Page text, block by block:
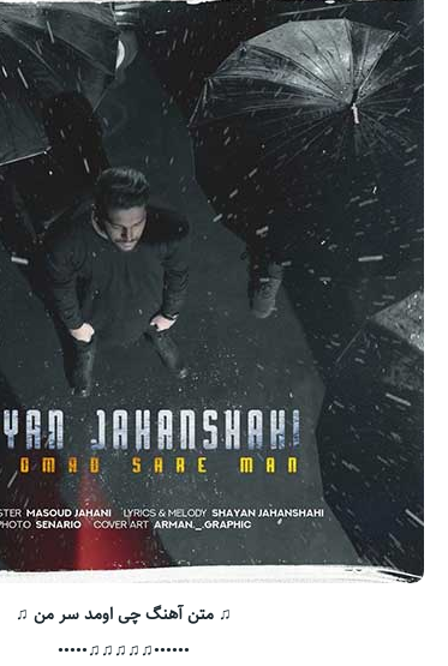
♫ متن آهنگ چی اومد سر من ♫
••••••♫♫♫♫♫•••••